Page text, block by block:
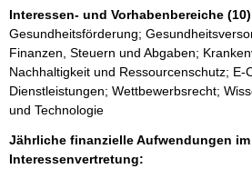
r
Interessen- und Vorhabenbereiche
Gesundheitsförderung;
Finanzen, Steuern und Abgaben;
Nachhaltigkeit und Ressourcenschutz; E-
Dienstleistungen; Wettbewerbsrecht;
und Technologie
Jährliche finanzielle Aufwendungen
Interessenvertretung: